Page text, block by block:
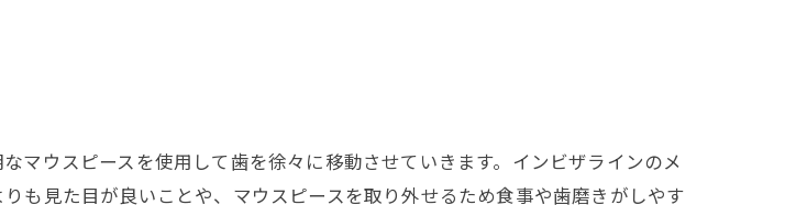
マウスピースを使用して歯を徐々に移動させていきます。インビザラインのメ
も見た目が良いことや、マウスピースを取り外せるため食事や歯磨きがしやす